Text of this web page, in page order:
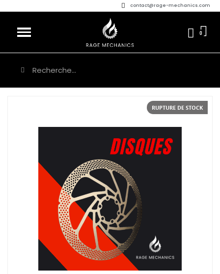
contact@rage-mechanics.com
RUPTURE DE STOCK